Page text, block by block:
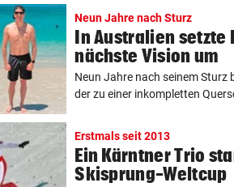
Neun Jahre nach Sturz
In Australien setzte
nächste Vision um
Neun Jahre nach seinem Sturz
der zu einer inkompletten
Erstmals seit 2013
Ein Kärntner Trio
Skisprung-Weltcup